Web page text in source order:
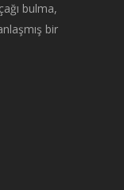
bulma,
bir